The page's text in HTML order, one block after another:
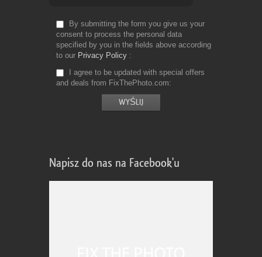
By submitting the form you give us your
consent to process the personal data
specified by you in the fields above according
to our Privacy Policy
I agree to be updated with special offers
and deals from FixThePhoto.com
Napisz do nas na Facebook'u